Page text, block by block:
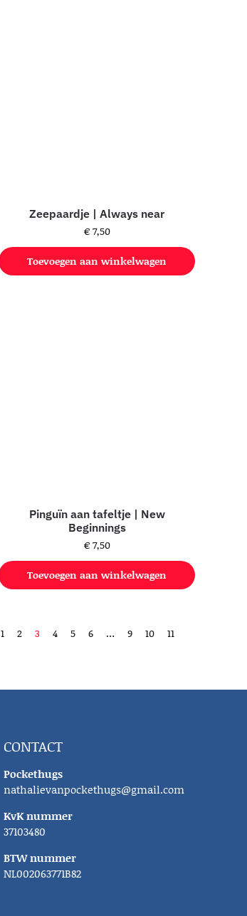
Zeepaardje | Always near
€7,50
Toevoegen aan winkelwagen
Pinguïn aan tafeltje | New
Beginnings
€7,50
Toevoegen aan winkelwagen
1 2 3 4 5 6 … 9 10
11
CONTACT
Pockethugs
nathalievanpockethugs@gmail.com
KvK nummer
37103480
BTW nummer
NL002063771B82